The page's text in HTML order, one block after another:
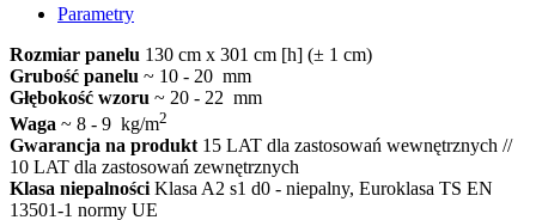
Parametry
Rozmiar panelu 130 cm x 301 cm [h] (± 1 cm)
Grubość panelu ~ 10 - 20 mm
Głębokość wzoru ~ 20 - 22 mm
Waga ~ 8 - 9 kg/m2
Gwarancja na produkt 15 LAT dla zastosowań wewnętrznych //
10 LAT dla zastosowań zewnętrznych
Klasa niepalności Klasa A2 s1 d0 - niepalny, Euroklasa TS EN
13501-1 normy UE